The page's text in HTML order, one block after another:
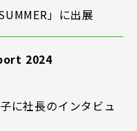
」に出展
2024
に社長のインタビュ